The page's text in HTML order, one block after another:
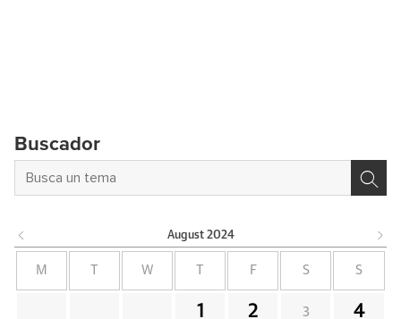
Buscador
August 2024
M W F S S
1 2 3 4